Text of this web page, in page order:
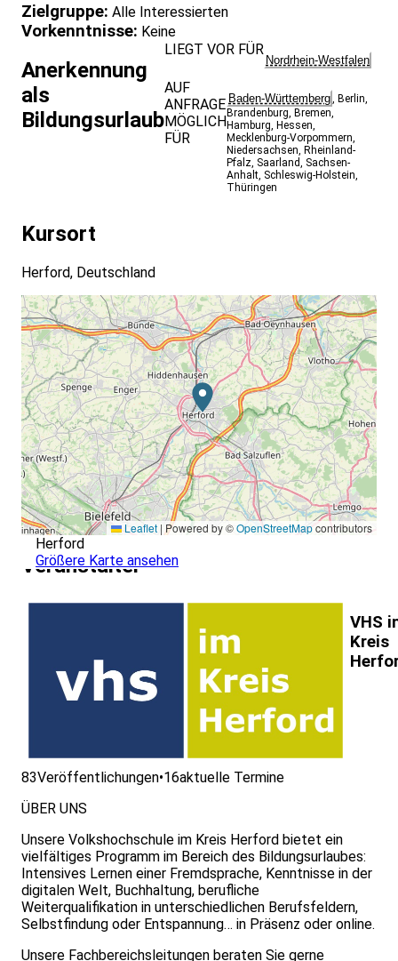
Zielgruppe: Alle Interessierten
Vorkenntnisse: Keine
Anerkennung
als
Bildungsurlaub
LIEGT VOR FÜR
Nordrhein-Westfalen
AUF
ANFRAGE
MÖGLICH
FÜR
Baden-Württemberg Berlin
Brandenburg Bremen
Hamburg Hessen
Mecklenburg-Vorpommern
Niedersachsen Rheinland-
Pfalz Saarland
Sachsen-
Anhalt Schleswig-Holstein
Thüringen
Kursort
Herford, Deutschland
Leaflet | Powered by ©OpenStreetMapcontributors
Herford
Größere Karte ansehen
Veranstalter
VHS
Kreis
83Veröffentlichungen•16aktuelle Termine
ÜBER UNS
Unsere Volkshochschule im Kreis Herford bietet ein
vielfältiges Programm im Bereich des Bildungsurlaubes:
Intensives Lernen einer Fremdsprache, Kenntnisse in der
digitalen Welt, Buchhaltung, berufliche
Weiterqualifikation in unterschiedlichen Berufsfeldern,
Selbstfindung oder Entspannung… in Präsenz oder online.
Unsere Fachbereichsleitungen beraten Sie gerne